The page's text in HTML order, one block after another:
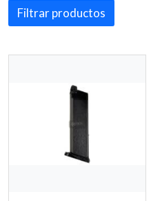
Filtrar productos